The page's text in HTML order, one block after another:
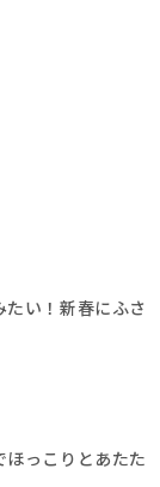
い！新春にふさ
っこりとあたた